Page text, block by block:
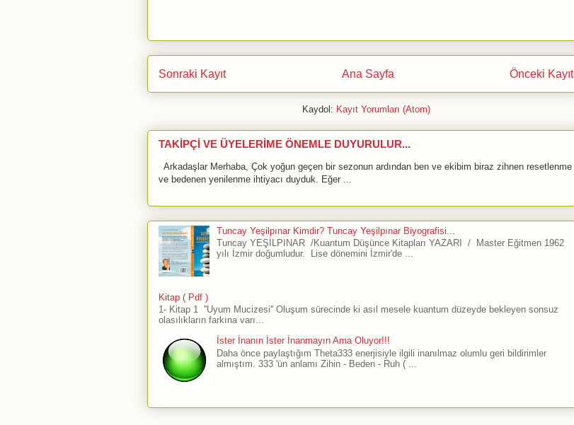
Sonraki Kayıt Önceki Kayıt
Ana Sayfa
Kaydol: Kayıt Yorumları (Atom)
TAKİPÇİ VE ÜYELERİME ÖNEMLE DUYURULUR...
Arkadaşlar Merhaba, Çok yoğun geçen bir sezonun ardından ben ve ekibim biraz zihnen resetlenme
ve bedenen yenilenme ihtiyacı duyduk. Eğer ...
Tuncay Yeşilpınar Kimdir? Tuncay Yeşilpınar Biyografisi...
Tuncay YEŞİLPINAR /Kuantum Düşünce Kitapları YAZARI / Master Eğitmen 1962
yılı İzmir doğumludur. Lise dönemini İzmir'de ...
Kitap ( Pdf )
1- Kitap 1 ''Uyum Mucizesi'' Oluşum sürecinde ki asıl mesele kuantum düzeyde bekleyen sonsuz
olasılıkların farkına varı...
İster İnanın İster İnanmayın Ama Oluyor!!!
Daha önce paylaştığım Theta333 enerjisiyle ilgili inanılmaz olumlu geri bildirimler
almıştım. 333 'ün anlamı Zihin - Beden - Ruh ( ...